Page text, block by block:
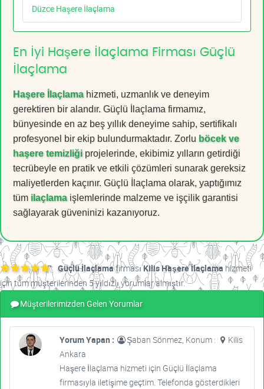
Düzce Haşere İlaçlama
En İyi Haşere İlaçlama Firması Güçlü
İlaçlama
Haşere İlaçlamahizmeti, uzmanlık ve deneyim
gerektiren bir alandır. Güçlü İlaçlama firmamız,
bünyesinde en az beş yıllık deneyime sahip, sertifikalı
profesyonel bir ekip bulundurmaktadır. Zorlu böcek ve
haşere temizliği projelerinde, ekibimiz yılların getirdiği
tecrübeyle en pratik ve etkili çözümleri sunarak gereksiz
maliyetlerden kaçınır. Güçlü İlaçlama olarak, yaptığımız
tüm ilaçlamaişlemlerinde malzeme ve işçilik garantisi
sağlayarak güveninizi kazanıyoruz.
Güçlü İlaçlamafirmasıKilis Haşere İlaçlama hizmeti
için tüm müşterilerinden 5 yıldızlı yorumlar almıştır.
Müşterilerimizden Gelen Yorumlar
Yorum Yapan : Şaban Sönmez, Konum :
Kilis
Ankara
Haşere İlaçlama hizmeti için Güçlü İlaçlama
firmasıyla iletişime geçtim. Telefonda gösterdikleri